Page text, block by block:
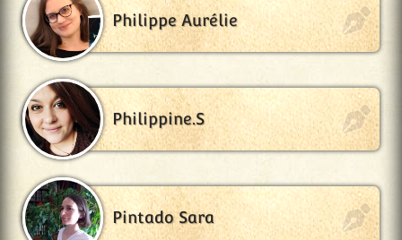
Philippe Aurélie
Philippine.S
Pintado Sara